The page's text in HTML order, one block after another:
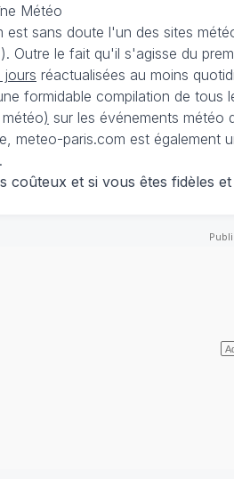
Météo
sans doute l'un des sites
Outre le fait qu'il s'agisse du
jours réactualisées au moins
formidable compilation de
) sur les événements météo
meteo-paris.com est
coûteux et si vous êtes fidèles